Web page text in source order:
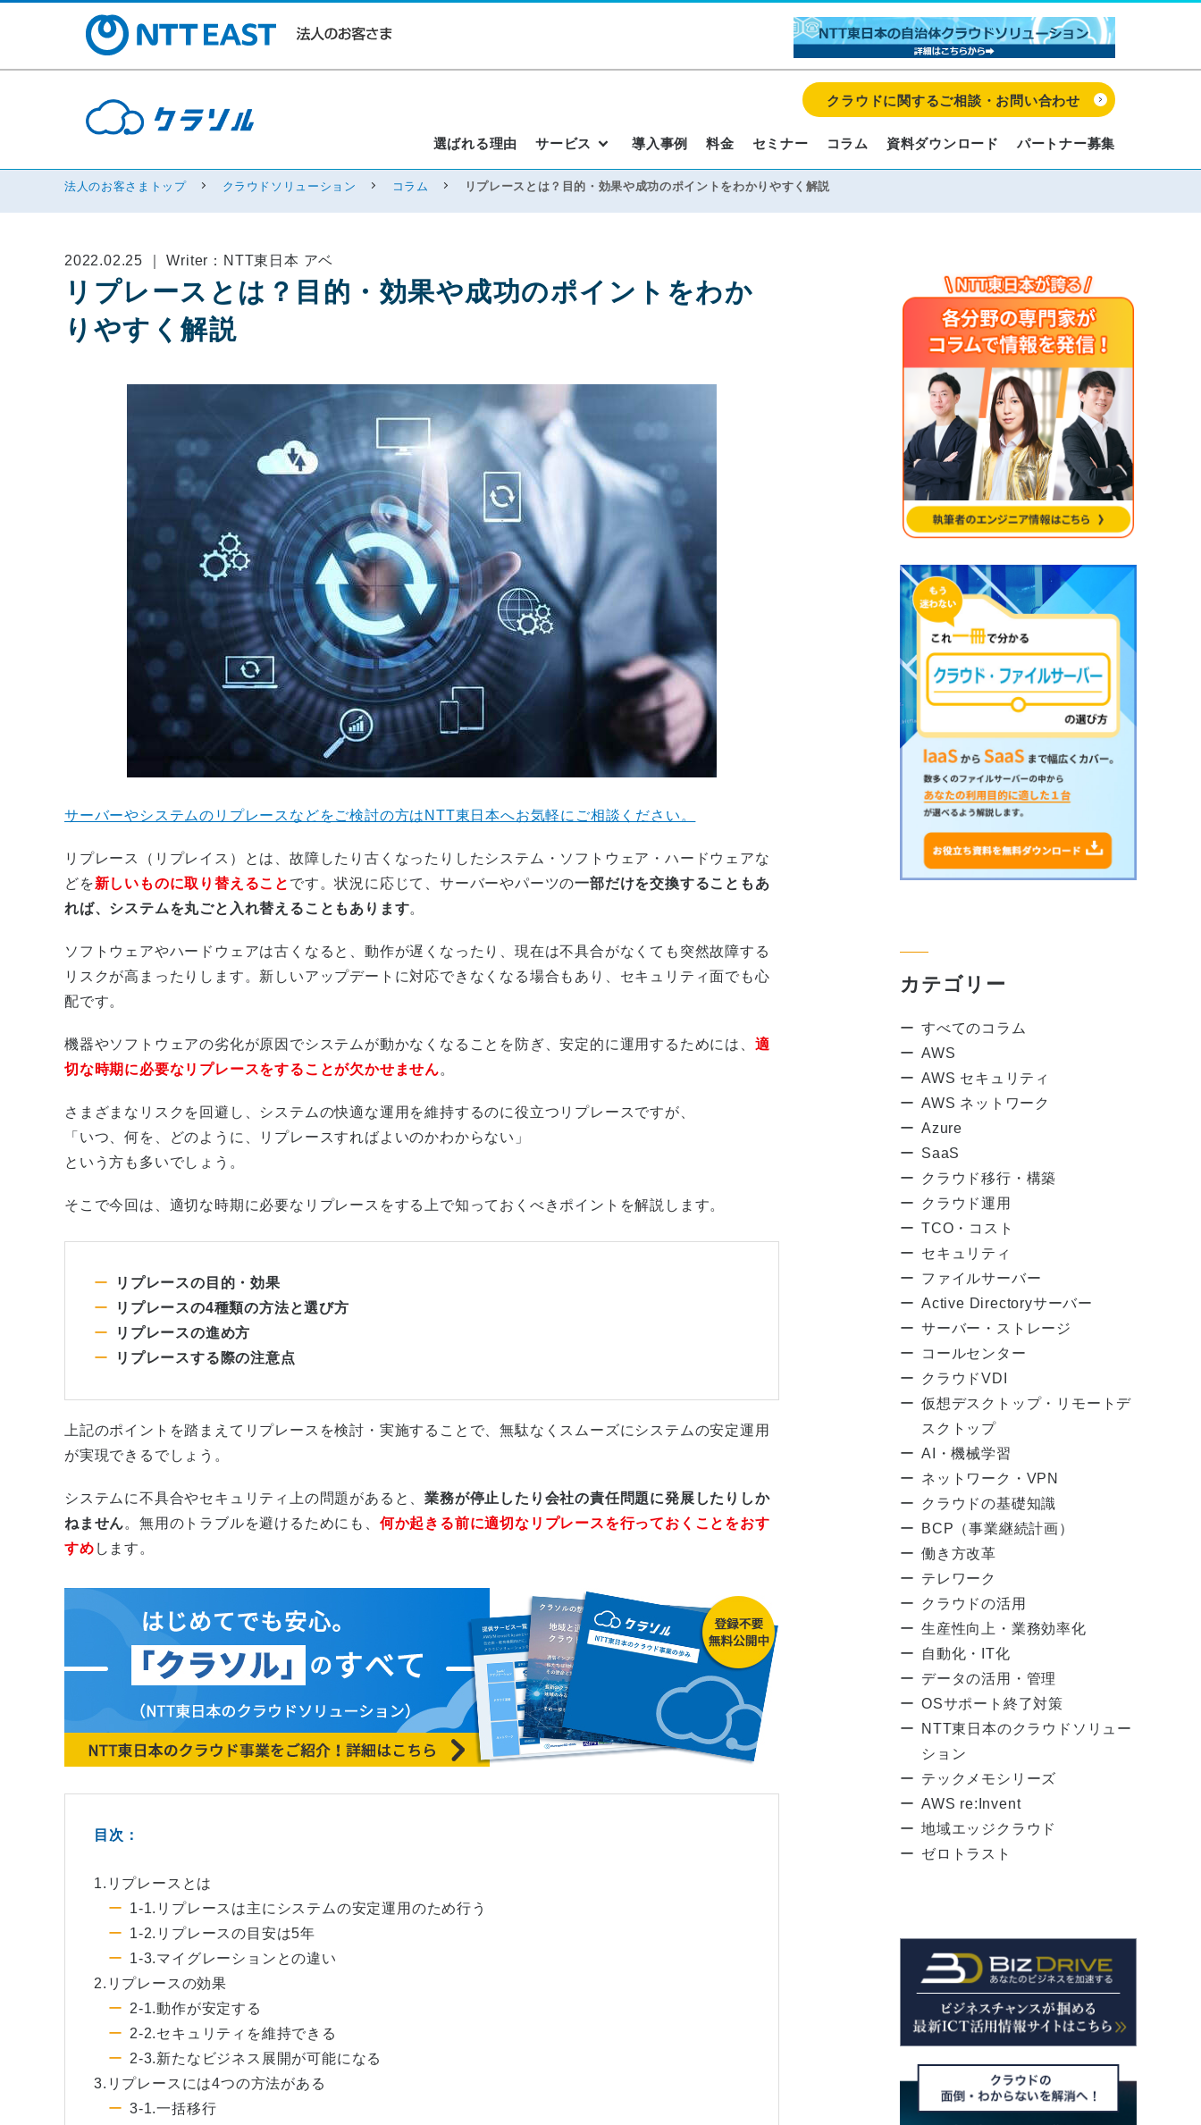
選ばれる理由 サービス 導入事例 料金 セミナー コラム 資料ダウンロード パートナー募集
クラウドに関するご相談・お問い合わせ
法人のお客さまトップ クラウドソリューション コラム リプレースとは？目的・効果や成功のポイントをわかりやすく解説
2022.02.25 ｜ Writer：NTT東日本 アベ
リプレースとは？目的・効果や成功のポイントをわか
りやすく解説
サーバーやシステムのリプレースなどをご検討の方はNTT東日本へお気軽にご相談ください。
リプレース（リプレイス）とは、故障したり古くなったりしたシステム・ソフトウェア・ハードウェアな
どを新しいものに取り替えること です。状況に応じて、サーバーやパーツの一部だけを交換することもあ
れば、システムを丸ごと入れ替えることもあります。
ソフトウェアやハードウェアは古くなると、動作が遅くなったり、現在は不具合がなくても突然故障する
リスクが高まったりします。新しいアップデートに対応できなくなる場合もあり、セキュリティ面でも心
配です。
機器やソフトウェアの劣化が原因でシステムが動かなくなることを防ぎ、安定的に運用するためには、 適
切な時期に必要なリプレースをすることが欠かせません。
さまざまなリスクを回避し、システムの快適な運用を維持するのに役立つリプレースですが、
「いつ、何を、どのように、リプレースすればよいのかわからない」
という方も多いでしょう。
そこで今回は、適切な時期に必要なリプレースをする上で知っておくべきポイントを解説します。
リプレースの目的・効果
リプレースの4種類の方法と選び方
リプレースの進め方
リプレースする際の注意点
上記のポイントを踏まえてリプレースを検討・実施することで、無駄なくスムーズにシステムの安定運用
が実現できるでしょう。
システムに不具合やセキュリティ上の問題があると、業務が停止したり会社の責任問題に発展したりしか
ねません。無用のトラブルを避けるためにも、 何か起きる前に適切なリプレースを行っておくことをおす
すめ します。
目次：
1.リプレースとは
1-1.リプレースは主にシステムの安定運用のため行う
1-2.リプレースの目安は5年
1-3.マイグレーションとの違い
2.リプレースの効果
2-1.動作が安定する
2-2.セキュリティを維持できる
2-3.新たなビジネス展開が可能になる
3.リプレースには4つの方法がある
3-1.一括移行
カテゴリー
すべてのコラム
AWS
AWS セキュリティ
AWS ネットワーク
Azure
SaaS
クラウド移行・構築
クラウド運用
TCO・コスト
セキュリティ
ファイルサーバー
Active Directoryサーバー
サーバー・ストレージ
コールセンター
クラウドVDI
仮想デスクトップ・リモートデ
スクトップ
AI・機械学習
ネットワーク・VPN
クラウドの基礎知識
BCP（事業継続計画）
働き方改革
テレワーク
クラウドの活用
生産性向上・業務効率化
自動化・IT化
データの活用・管理
OSサポート終了対策
NTT東日本のクラウドソリュー
ション
テックメモシリーズ
AWS re:Invent
地域エッジクラウド
ゼロトラスト